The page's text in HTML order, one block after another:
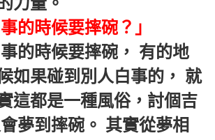
力量。
的時候要摔碗？」
如果碰到別人白事的， 就
這都是一種風俗，討個吉
夢到摔碗。 其實從夢相